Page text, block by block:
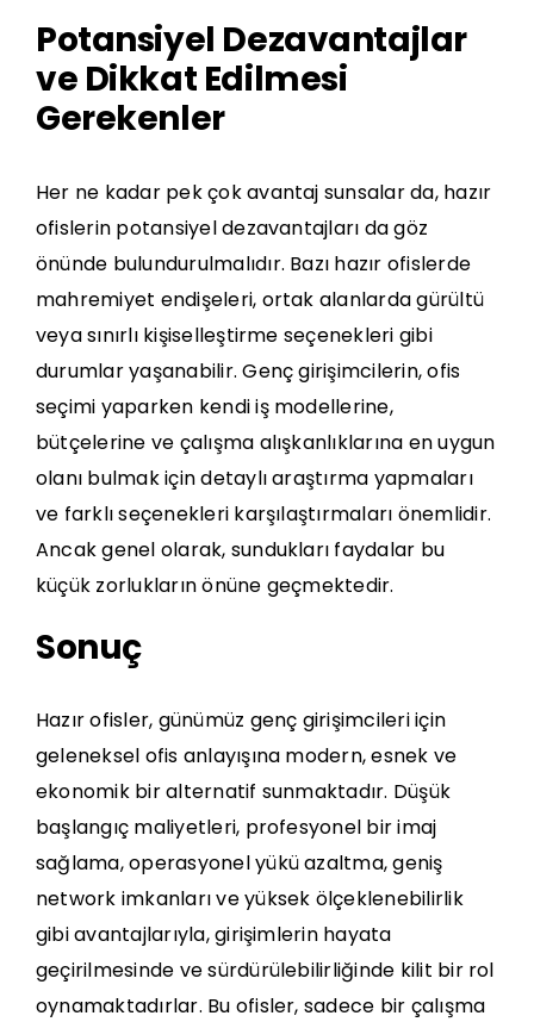
Potansiyel Dezavantajlar
ve Dikkat Edilmesi
Gerekenler
Her ne kadar pek çok avantaj sunsalar da, hazır
ofislerin potansiyel dezavantajları da göz
önünde bulundurulmalıdır. Bazı hazır ofislerde
mahremiyet endişeleri, ortak alanlarda gürültü
veya sınırlı kişiselleştirme seçenekleri gibi
durumlar yaşanabilir. Genç girişimcilerin, ofis
seçimi yaparken kendi iş modellerine,
bütçelerine ve çalışma alışkanlıklarına en uygun
olanı bulmak için detaylı araştırma yapmaları
ve farklı seçenekleri karşılaştırmaları önemlidir.
Ancak genel olarak, sundukları faydalar bu
küçük zorlukların önüne geçmektedir.
Sonuç
Hazır ofisler, günümüz genç girişimcileriiçin
geleneksel ofis anlayışına modern, esnek ve
ekonomik bir alternatif sunmaktadır. Düşük
başlangıç maliyetleri, profesyonel bir imaj
sağlama, operasyonel yükü azaltma, geniş
network imkanları ve yüksek ölçeklenebilirlik
gibi avantajlarıyla, girişimlerin hayata
geçirilmesinde ve sürdürülebilirliğinde kilit bir rol
oynamaktadırlar. Bu ofisler, sadece bir çalışma